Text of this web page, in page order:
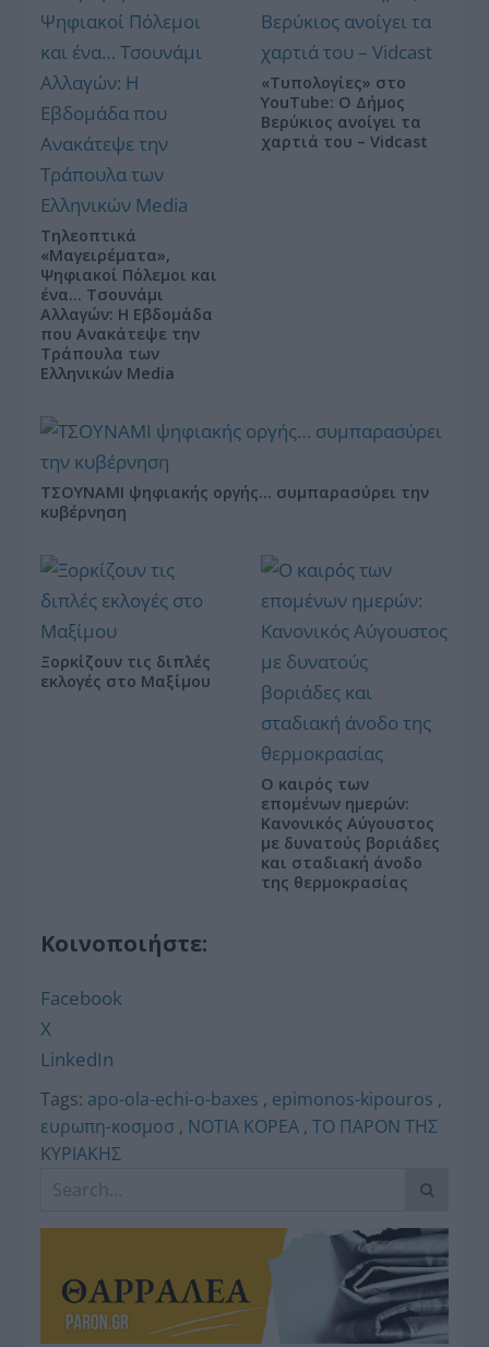
Τηλεοπτικά
«Μαγειρέματα»,
Ψηφιακοί Πόλεμοι και
ένα… Τσουνάμι
Αλλαγών: Η Εβδομάδα
που Ανακάτεψε την
Τράπουλα των
Ελληνικών Media
«Τυπολογίες» στο
YouTube: Ο Δήμος
Βερύκιος ανοίγει τα
χαρτιά του – Vidcast
ΤΣΟΥΝΑΜΙ ψηφιακής οργής… συμπαρασύρει την
κυβέρνηση
Ξορκίζουν τις διπλές
εκλογές στο Μαξίμου
Ο καιρός των
επομένων ημερών:
Κανονικός Αύγουστος
με δυνατούς βοριάδες
και σταδιακή άνοδο
της θερμοκρασίας
Κοινοποιήστε:
Facebook
X
LinkedIn
Tags: apo-ola-echi-o-baxes , epimonos-kipouros ,
ευρωπη-κοσμοσ , ΝΟΤΙΑ ΚΟΡΕΑ ,ΤΟ ΠΑΡΟΝ ΤΗΣ
ΚΥΡΙΑΚΗΣ